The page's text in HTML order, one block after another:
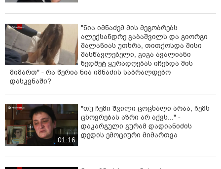
"ნია იმნაძემ მის მეგობრებს
ალექსანდრე გაბაშვილს და გიორგი
მალანიას უთხრა, თითქოსდა მისი
მასწავლებელი, გიგა ავალიანი
ზედმეტ ყურადღებას იჩენდა მის
მიმართ" - რა წერია ნია იმნაძის საბრალდებო
დასკვნაში?
01:16
"თუ ჩემი შვილი ცოცხალი არაა, ჩემს
ცხოვრებას აზრი არ აქვს..." -
დაკარგული გურამ დადიანიძის
დედის ემოციური მიმართვა